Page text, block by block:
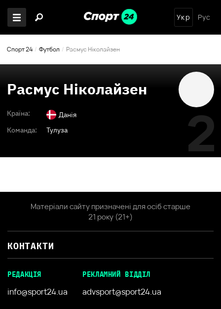
Укр Рус
Спорт 24 Футбол Расмус Ніколайзен
Расмус Ніколайзен
Країна:
Данія
Команда:
Тулуза 2
Матеріали сайту призначені для осіб старше
21 року (21+)
КОНТАКТИ
РЕДАКЦІЯ
info@sport24.ua
РЕКЛАМНИЙ ВІДДІЛ
advsport@sport24.ua